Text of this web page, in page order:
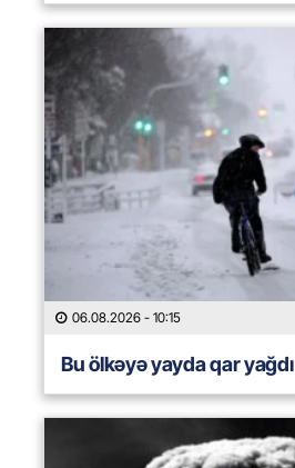
06.08.2026 - 10:15
Bu ölkəyə yayda qar yağdı